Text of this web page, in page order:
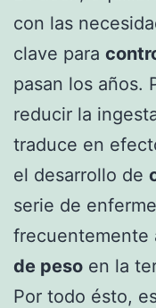
con las
clave para
pasan los años.
reducir la
traduce en
el desarrollo de
serie de
frecuentemente
de peso en la
Por todo ésto,